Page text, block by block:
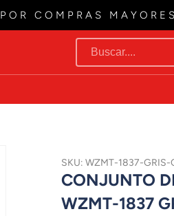
POR COMPRAS
SKU: WZMT-1837-GRIS-
CONJUNTO
WZMT-1837